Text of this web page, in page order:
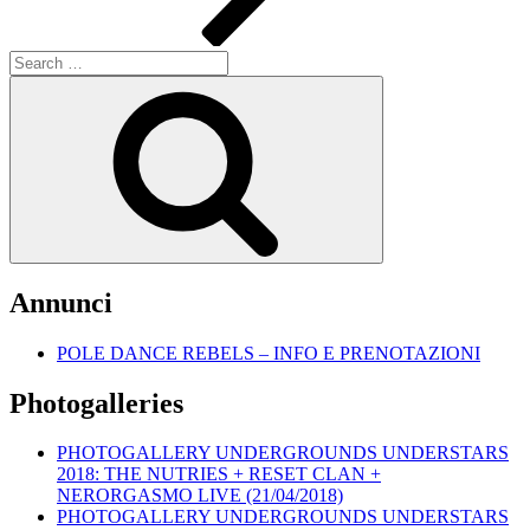
Search
for:
Annunci
POLE DANCE REBELS – INFO E PRENOTAZIONI
Photogalleries
PHOTOGALLERY UNDERGROUNDS UNDERSTARS
2018: THE NUTRIES + RESET CLAN +
NERORGASMO LIVE (21/04/2018)
PHOTOGALLERY UNDERGROUNDS UNDERSTARS